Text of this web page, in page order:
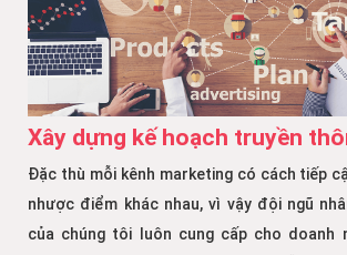
Xây dựng kế hoạch truyền
Đặc thù mỗi kênh marketing có cách tiếp
nhược điểm khác nhau, vì vậy đội ngũ
của chúng tôi luôn cung cấp cho doanh